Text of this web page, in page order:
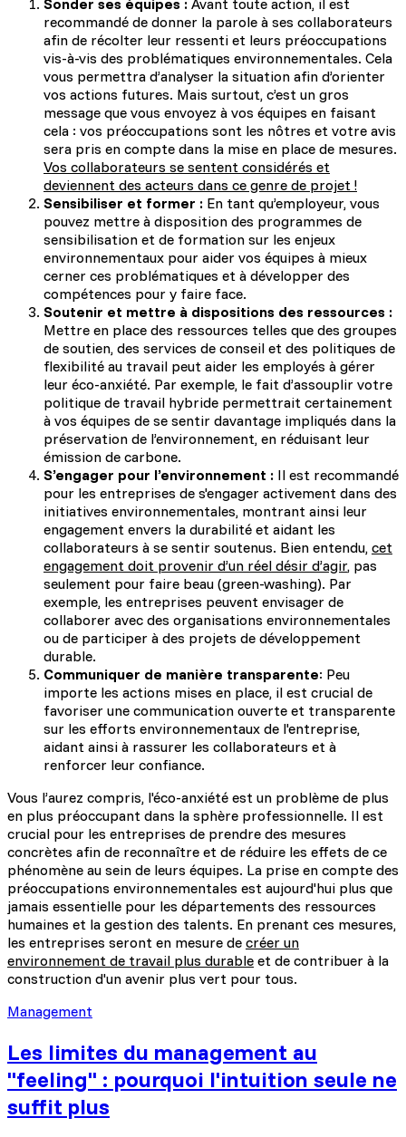
Sonder ses équipes : Avant toute action, il est
recommandé de donner la parole à ses collaborateurs
afin de récolter leur ressenti et leurs préoccupations
vis-à-vis des problématiques environnementales. Cela
vous permettra d’analyser la situation afin d’orienter
vos actions futures. Mais surtout, c’est un gros
message que vous envoyez à vos équipes en faisant
cela : vos préoccupations sont les nôtres et votre avis
sera pris en compte dans la mise en place de mesures.
Vos collaborateurs se sentent considérés et
deviennent des acteurs dans ce genre de projet !
Sensibiliser et former : En tant qu’employeur, vous
pouvez mettre à disposition des programmes de
sensibilisation et de formation sur les enjeux
environnementaux pour aider vos équipes à mieux
cerner ces problématiques et à développer des
compétences pour y faire face.
Soutenir et mettre à dispositions des ressources :
Mettre en place des ressources telles que des groupes
de soutien, des services de conseil et des politiques de
flexibilité au travail peut aider les employés à gérer
leur éco-anxiété. Par exemple, le fait d’assouplir votre
politique de travail hybride permettrait certainement
à vos équipes de se sentir davantage impliqués dans la
préservation de l’environnement, en réduisant leur
émission de carbone.
S’engager pour l’environnement : Il est recommandé
pour les entreprises de s'engager activement dans des
initiatives environnementales, montrant ainsi leur
engagement envers la durabilité et aidant les
collaborateurs à se sentir soutenus. Bien entendu, cet
engagement doit provenir d’un réel désir d’agir, pas
seulement pour faire beau (green-washing). Par
exemple, les entreprises peuvent envisager de
collaborer avec des organisations environnementales
ou de participer à des projets de développement
durable.
Communiquer de manière transparente: Peu
importe les actions mises en place, il est crucial de
favoriser une communication ouverte et transparente
sur les efforts environnementaux de l'entreprise,
aidant ainsi à rassurer les collaborateurs et à
renforcer leur confiance.
Vous l’aurez compris, l'éco-anxiété est un problème de plus
en plus préoccupant dans la sphère professionnelle. Il est
crucial pour les entreprises de prendre des mesures
concrètes afin de reconnaître et de réduire les effets de ce
phénomène au sein de leurs équipes. La prise en compte des
préoccupations environnementales est aujourd'hui plus que
jamais essentielle pour les départements des ressources
humaines et la gestion des talents. En prenant ces mesures,
les entreprises seront en mesure de créer un
environnement de travail plus durable et de contribuer à la
construction d'un avenir plus vert pour tous.
Management
Les limites du management au
"feeling" : pourquoi l'intuition seule ne
suffit plus